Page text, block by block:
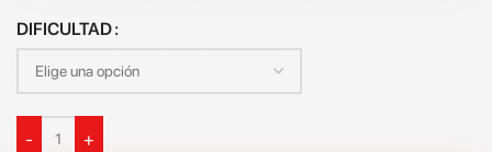
DIFICULTAD
-
+